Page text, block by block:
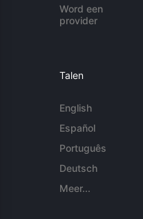
Word een
provider
Talen
English
Español
Português
Deutsch
Meer...